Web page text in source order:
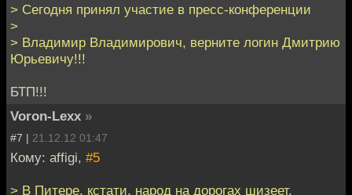
> Сегодня принял участие в пресс-конференции
>
> Владимир Владимирович, верните логин Дмитрию
Юрьевичу!!!
БТП!!!
Voron-Lexx »
#7 | 21.12.12 01:47
Кому: affigi, #5
> В Питере, кстати, народ на дорогах шизеет.